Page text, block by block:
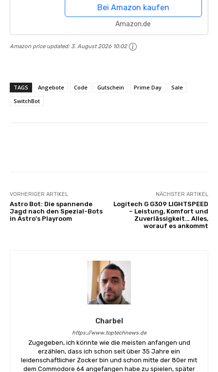
Wasserleck-Detektor für Zuhause mit
1m...
Bei Amazon kaufen
Amazon.de
Amazon price updated: 3. August 2026 10:02
TAGS Angebote Code Gutschein Prime Day
Sale
SwitchBot
VORHERIGER ARTIKEL
Astro Bot: Die spannende
Jagd nach den Spezial-Bots
in Astro’s Playroom
NÄCHSTER ARTIKEL
Logitech G G309 LIGHTSPEED
– Leistung, Komfort und
Zuverlässigkeit… Alles,
worauf es ankommt
Charbel
https://www.toptechnews.de
Zugegeben, ich könnte wie die meisten anfangen und
erzählen, dass ich schon seit über 35 Jahre ein
leidenschaftlicher Zocker bin und schon mitte der 80er mit
dem Commodore 64 angefangen habe zu spielen, später